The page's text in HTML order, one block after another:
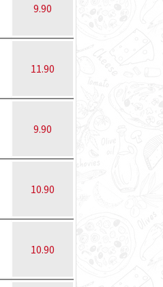
9.90
11.90
9.90
10.90
10.90